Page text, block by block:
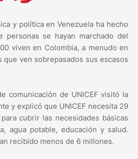
y política en Venezuela ha hecho
personas se hayan marchado del
viven en Colombia, a menudo en
que ven sobrepasados sus escasos
comunicación de UNICEF visitó la
y explicó que UNICEF necesita 29
cubrir las necesidades básicas
agua potable, educación y salud.
recibido menos de 6 millones.